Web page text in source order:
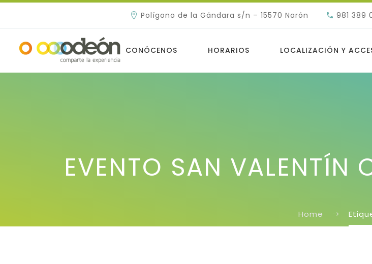
Polígono de la Gándara s/n – 15570 Narón 981 389
CONÓCENOS HORARIOS LOCALIZACIÓN Y
EVENTO SAN VALENTÍN
Home